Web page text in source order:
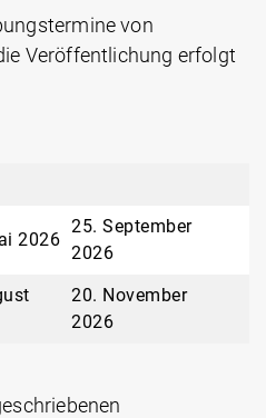
von
Veröffentlichung erfolgt
2026
25. September
2026
20. November
2026